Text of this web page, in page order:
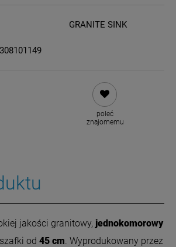
GRANITE SINK
poleć
znajomemu
jakości granitowy, jednokomorowy
od 45 cm . Wyprodukowany przez